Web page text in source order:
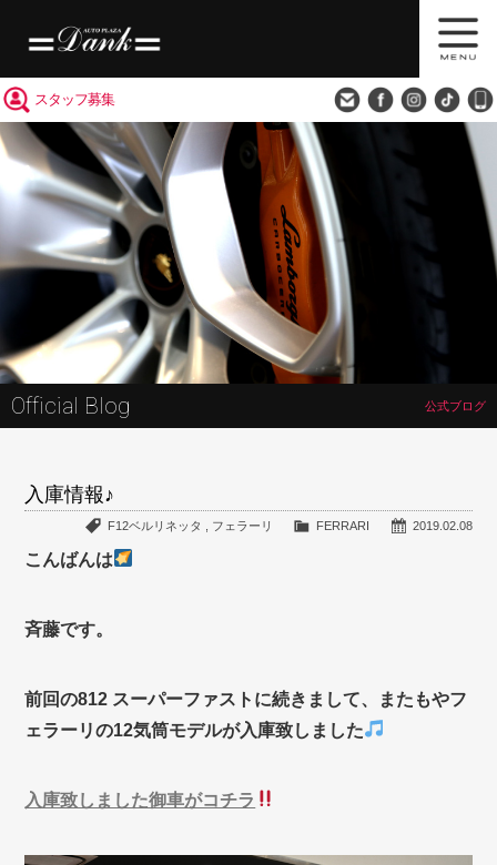
スタッフ募集
Official Blog 公式ブログ
入庫情報♪
2019.02.08
FERRARI
F12ベルリネッタ フェラーリ
こんばんは
斉藤です。
前回の812 スーパーファストに続きまして、またもやフ
ェラーリの12気筒モデルが入庫致しました
入庫致しました御車がコチラ